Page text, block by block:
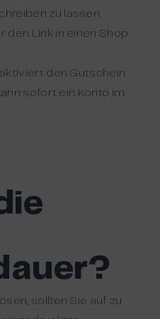
zu lassen.
den Link in einen Shop
den Gutschein
sofort ein Konto im
sollten Sie auf zu